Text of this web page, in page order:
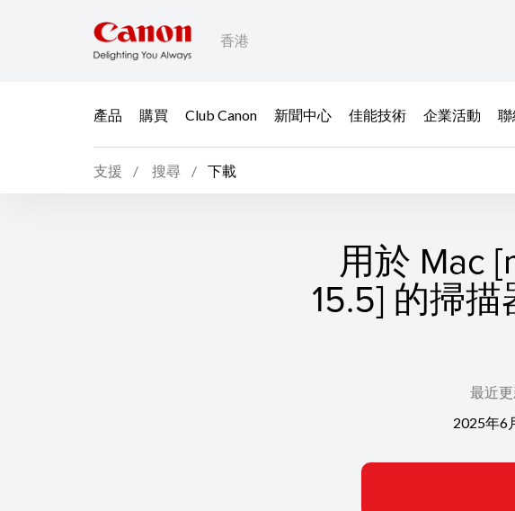
香港
產品 購買 Club Canon 新聞中心 佳能技術 企業活動 聯
支援 搜尋 下載
用於 Mac
15.5] 的掃
最近
2025年6